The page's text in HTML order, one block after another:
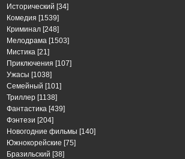
Исторический [34]
Комедия [1539]
Криминал [248]
Мелодрама [1503]
Мистика [21]
Приключения [107]
Ужасы [1038]
Семейный [101]
Триллер [1138]
Фантастика [439]
Фэнтези [204]
Новогодние фильмы [140]
Южнокорейские [75]
Бразильский [38]